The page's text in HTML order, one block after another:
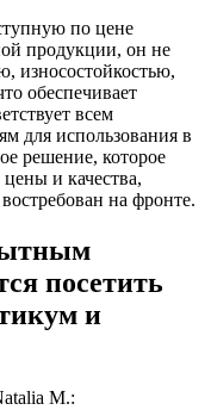
по цене
продукции, он не
износостойкостью,
обеспечивает
всем
для использования в
решение, которое
и качества,
на фронте.
посетить
и
М.: